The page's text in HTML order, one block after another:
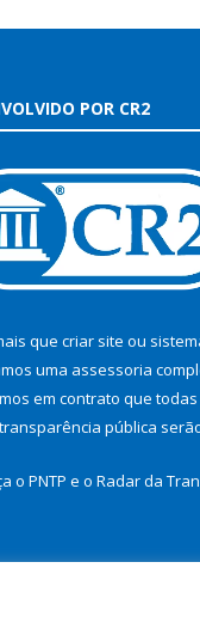
POR CR2
que criar site ou
uma assessoria
em contrato que
pública
o PNTP e o Radar da